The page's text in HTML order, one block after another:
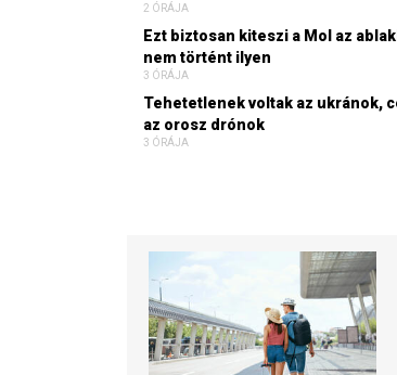
2 ÓRÁJA
Ezt biztosan kiteszi a Mol az
nem történt ilyen
3 ÓRÁJA
Tehetetlenek voltak az ukránok,
az orosz drónok
3 ÓRÁJA